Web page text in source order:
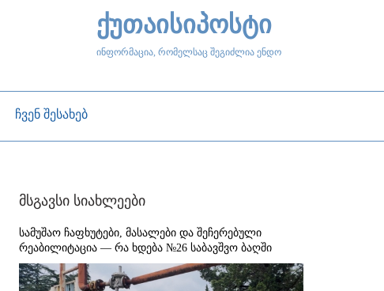
ქუთაისიპოსტი
ინფორმაცია, რომელსაც შეგიძლია ენდო
ჩვენ შესახებ
მსგავსი სიახლეები
სამუშაო ჩაფხუტები, მასალები და შეჩერებული
რეაბილიტაცია — რა ხდება №26 საბავშვო ბაღში